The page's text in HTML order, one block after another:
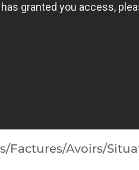
Factures/Avoirs/